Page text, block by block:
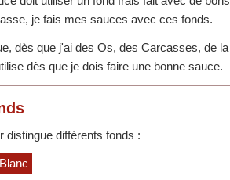
je fais mes sauces avec ces fonds.
dès que j'ai des Os, des Carcasses, de
dès que je dois faire une bonne sauce.
distingue différents fonds :